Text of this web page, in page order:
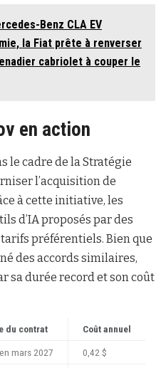
Benz CLA EV
la Fiat prête à renverser
cabriolet à couper le
en action
le cadre de la Stratégie
l’acquisition de
à cette initiative, les
d’IA proposés par des
préférentiels. Bien que
des accords similaires,
sa durée record et son coût
du contrat Coût annuel
mars 2027 0,42 $